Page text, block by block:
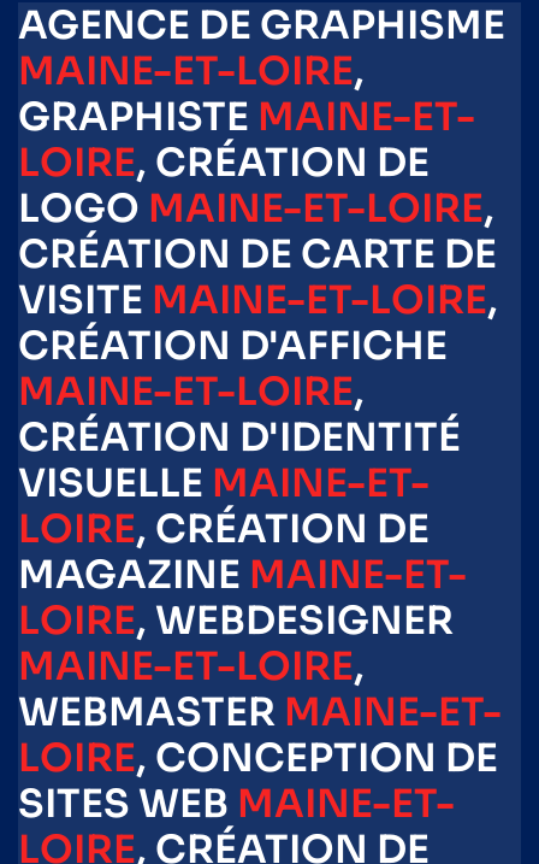
AGENCE DE GRAPHISME
MAINE-ET-LOIRE,
GRAPHISTE MAINE-ET-
LOIRE, CRÉATION DE
LOGO MAINE-ET-LOIRE,
CRÉATION DE CARTE DE
VISITE MAINE-ET-LOIRE,
CRÉATION D'AFFICHE
MAINE-ET-LOIRE,
CRÉATION D'IDENTITÉ
VISUELLE MAINE-ET-
LOIRE, CRÉATION DE
MAGAZINE MAINE-ET-
LOIRE, WEBDESIGNER
MAINE-ET-LOIRE,
WEBMASTER MAINE-ET-
LOIRE, CONCEPTION DE
SITES WEB MAINE-ET-
LOIRE, CRÉATION DE